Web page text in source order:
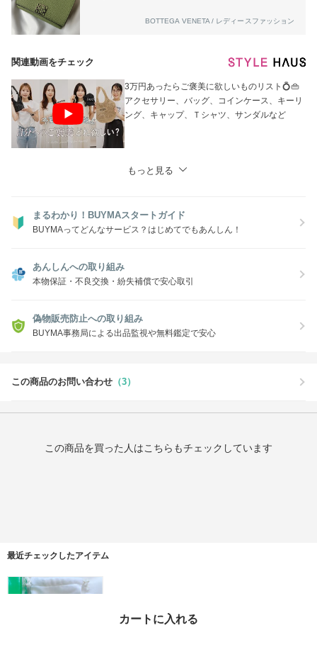
カートに入れる
BOTTEGA VENETA / レディースファッション
関連動画をチェック
3万円あったらご褒美に欲しいものリスト💍👜
アクセサリー、バッグ、コインケース、キーリ
ング、キャップ、Ｔシャツ、サンダルなど
もっと見る
まるわかり！BUYMAスタートガイド
BUYMAってどんなサービス？はじめてでもあんしん！
あんしんへの取り組み
本物保証・不良交換・紛失補償で安心取引
偽物販売防止への取り組み
BUYMA事務局による出品監視や無料鑑定で安心
この商品のお問い合わせ （3）
この商品を買った人はこちらもチェックしています
最近チェックしたアイテム